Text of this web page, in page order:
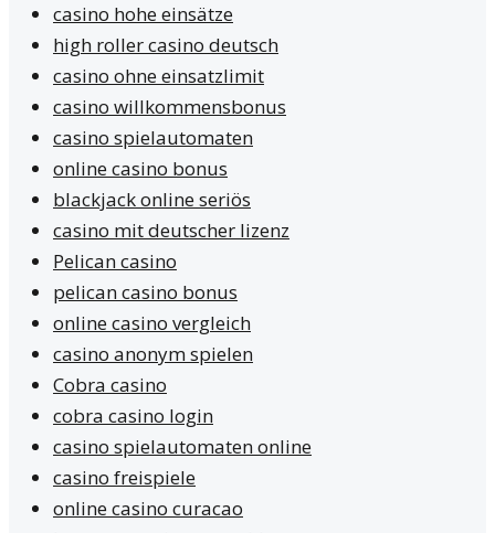
casino hohe einsätze
high roller casino deutsch
casino ohne einsatzlimit
casino willkommensbonus
casino spielautomaten
online casino bonus
blackjack online seriös
casino mit deutscher lizenz
Pelican casino
pelican casino bonus
online casino vergleich
casino anonym spielen
Cobra casino
cobra casino login
casino spielautomaten online
casino freispiele
online casino curacao